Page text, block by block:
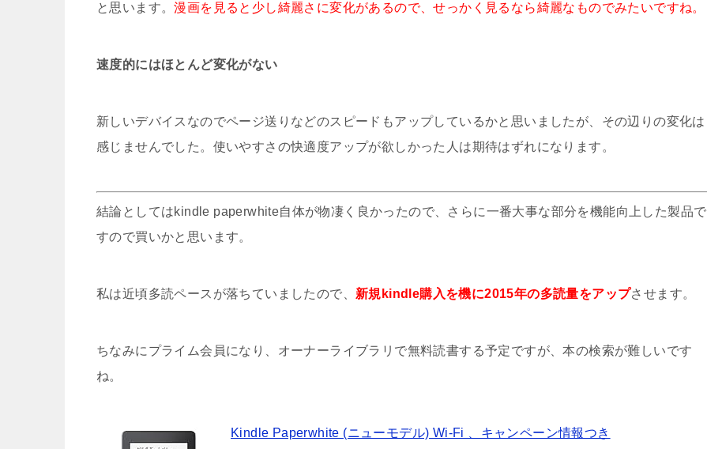
と思います。漫画を見ると少し綺麗さに変化があるので、せっかく見るなら綺麗なものでみたいですね。
速度的にはほとんど変化がない
新しいデバイスなのでページ送りなどのスピードもアップしているかと思いましたが、その辺りの変化は
感じませんでした。使いやすさの快適度アップが欲しかった人は期待はずれになります。
結論としてはkindle paperwhite自体が物凄く良かったので、さらに一番大事な部分を機能向上した製品で
すので買いかと思います。
私は近頃多読ペースが落ちていましたので、 新規kindle購入を機に2015年の多読量をアップさせます。
ちなみにプライム会員になり、オーナーライブラリで無料読書する予定ですが、本の検索が難しいです
ね。
Kindle Paperwhite (ニューモデル) Wi-Fi 、キャンペーン情報つき